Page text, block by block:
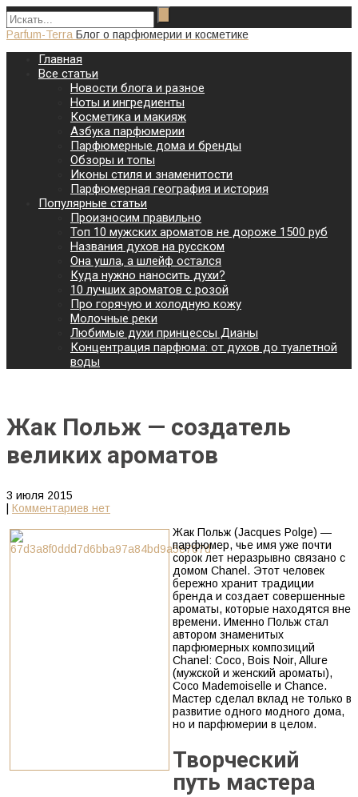
Parfum-Terra Блог о парфюмерии и косметике
Главная
Все статьи
Новости блога и разное
Ноты и ингредиенты
Косметика и макияж
Азбука парфюмерии
Парфюмерные дома и бренды
Обзоры и топы
Иконы стиля и знаменитости
Парфюмерная география и история
Популярные статьи
Произносим правильно
Топ 10 мужских ароматов не дороже 1500 руб
Названия духов на русском
Она ушла, а шлейф остался
Куда нужно наносить духи?
10 лучших ароматов с розой
Про горячую и холодную кожу
Молочные реки
Любимые духи принцессы Дианы
Концентрация парфюма: от духов до туалетной
воды
Жак Польж — создатель
великих ароматов
3 июля 2015
Комментариев нет
Жак Польж (Jacques Polge) —
парфюмер, чье имя уже почти
сорок лет неразрывно связано с
домом Chanel. Этот человек
бережно хранит традиции
бренда и создает совершенные
ароматы, которые находятся вне
времени. Именно Польж стал
автором знаменитых
парфюмерных композиций
Chanel: Coco, Bois Noir, Allure
(мужской и женский ароматы),
Coco Mademoiselle и Chance.
Мастер сделал вклад не только в
развитие одного модного дома,
но и парфюмерии в целом.
Творческий
путь мастера